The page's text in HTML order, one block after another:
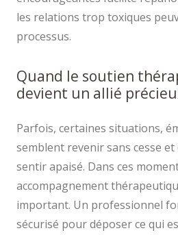
les relations trop toxiques
processus.
Quand le soutien
devient un allié
Parfois, certaines situations,
semblent revenir sans cesse et
sentir apaisé. Dans ces
accompagnement
important. Un professionnel
sécurisé pour déposer ce qui